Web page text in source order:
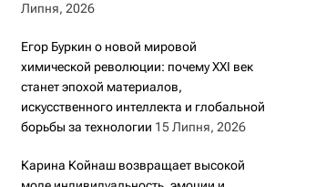
Липня, 2026
Егор Буркин о новой мировой
химической революции: почему XXI век
станет эпохой материалов,
искусственного интеллекта и глобальной
борьбы за технологии 15 Липня, 2026
Карина Койнаш возвращает высокой